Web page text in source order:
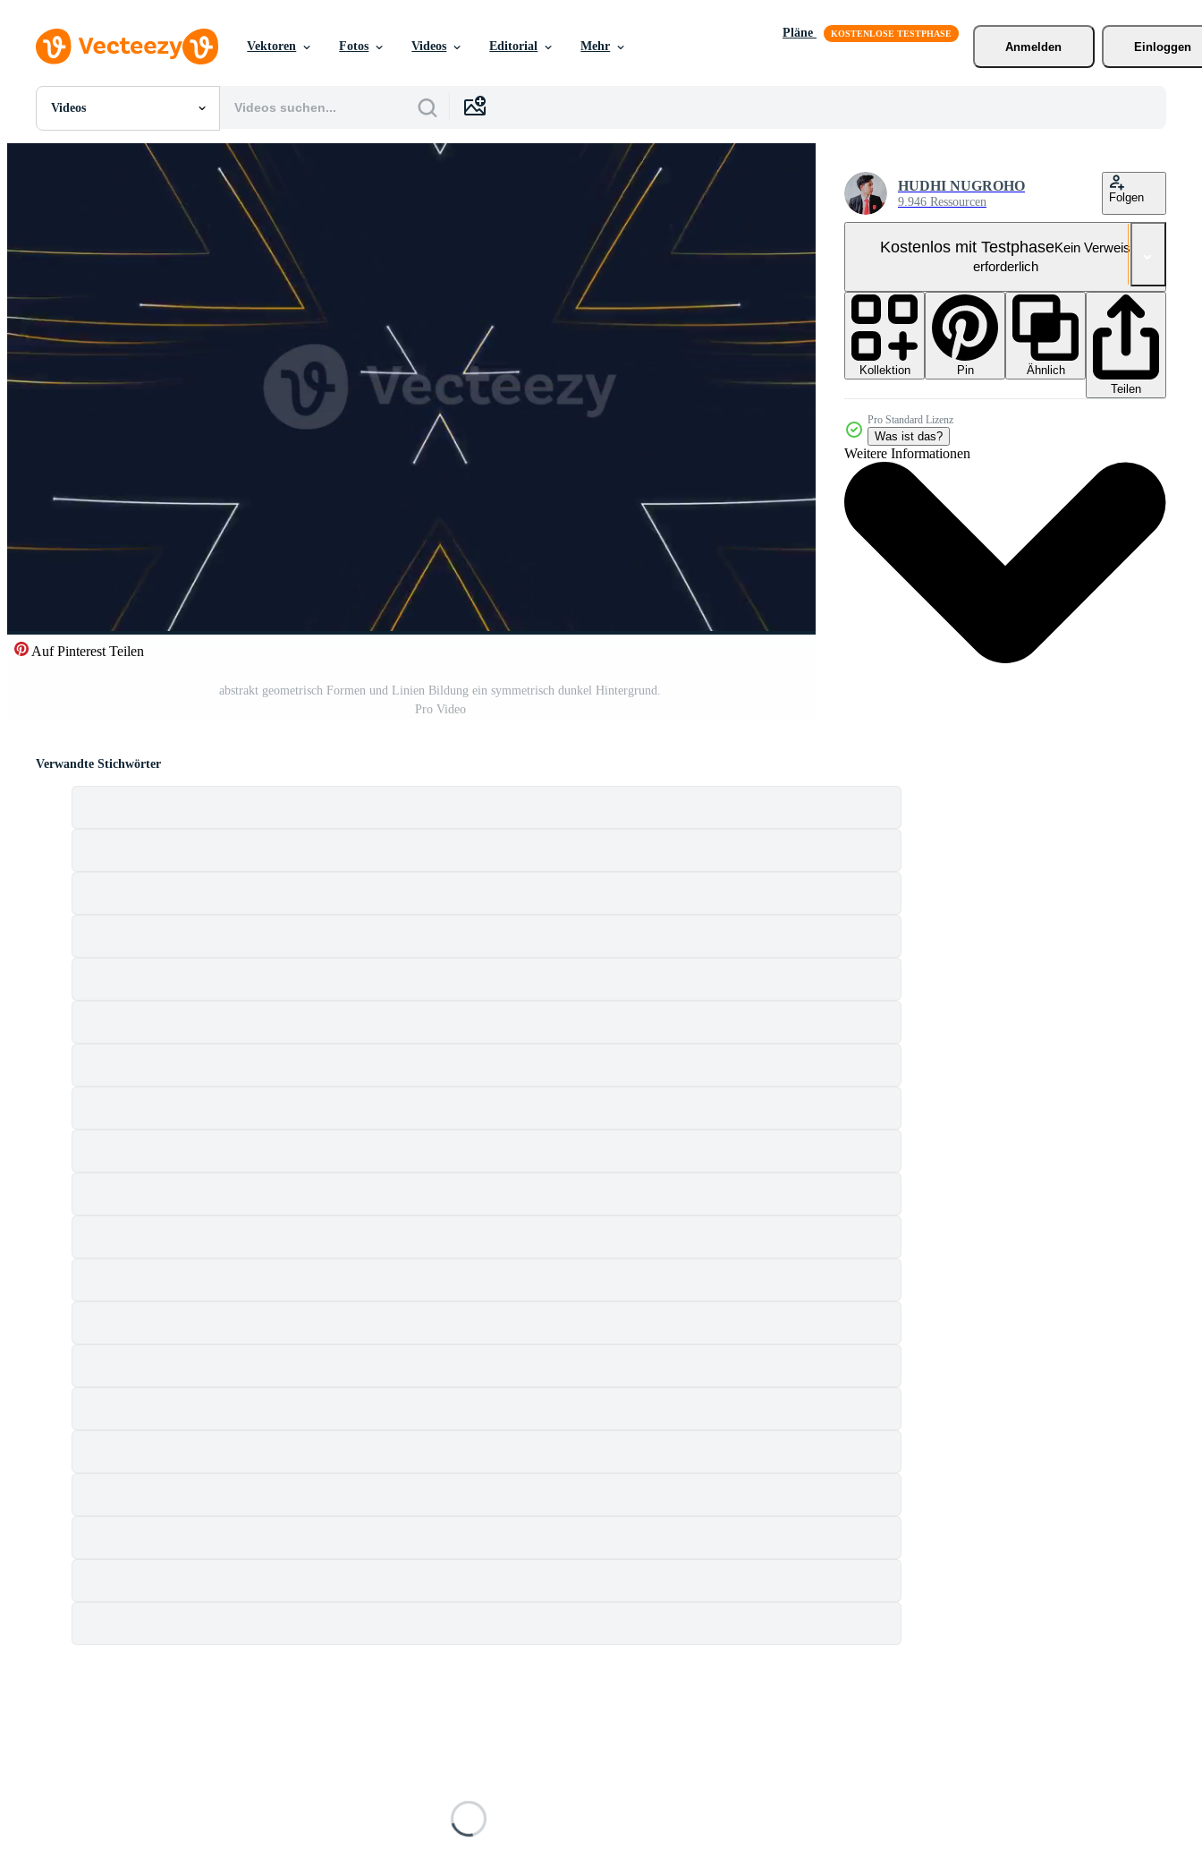
Vektoren Fotos Videos Editorial Mehr
Pläne
Anmelden
Einloggen
Videos
Alle Bilder
Redaktionelle Ereignisse
Auf Pinterest Teilen
abstrakt geometrisch Formen und Linien Bildung ein symmetrisch dunkel Hintergrund.
Pro Video
HUDHI NUGROHO
9.946 Ressourcen Folgen
Kostenlos mit TestphaseKein Verweis
erforderlich
Kollektion Pin
Ähnlich
Teilen
Pro Standard Lizenz
Was ist das?
Weitere Informationen
Verwandte Stichwörter